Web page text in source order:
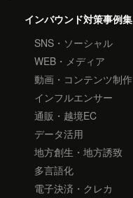
インバウンド対策事例集
SNS・ソーシャル
WEB・メディア
動画・コンテンツ制作
インフルエンサー
通販・越境EC
データ活用
地方創生・地方誘致
多言語化
電子決済・クレカ